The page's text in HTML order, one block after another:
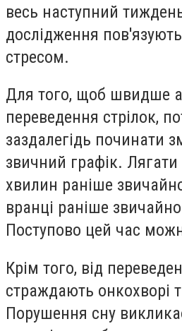
весь наступний
дослідження
стресом.
Для того, щоб швидше
переведення стрілок,
заздалегідь починати
звичний графік.
хвилин раніше
вранці раніше
Поступово цей час
Крім того, від
страждають онкохворі
Порушення сну